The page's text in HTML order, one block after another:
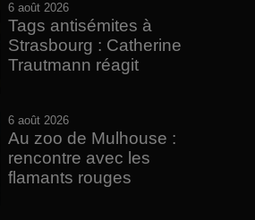
6 août 2026
Tags antisémites à
Strasbourg : Catherine
Trautmann réagit
6 août 2026
Au zoo de Mulhouse :
rencontre avec les
flamants rouges